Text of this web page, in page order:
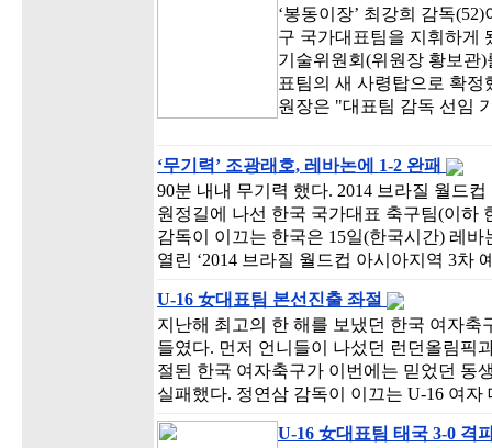
‘봉동이장’ 최강희 감독
구 국가대표팀을 지휘하게
기술위원회(위원장 황보관
표팀의 새 사령탑으로 확
원장은 "대표팀 감독 선임
‘무기력’ 조광래호, 레바논에 1-2 완패
90분 내내 무기력 했다. 2014 브라질 월드
원정길에 나선 한국 국가대표 축구팀(이하
감독이 이끄는 한국은 15일(한국시간) 레
열린 ‘2014 브라질 월드컵 아시아지역 3차
U-16 女대표팀 본선진출 좌절
지난해 최고의 한 해를 보냈던 한국 여자
들였다. 먼저 언니들이 나섰던 런던올림픽
절된 한국 여자축구가 이번에는 믿었던 동
실패했다. 정연삼 감독이 이끄는 U-16 여
U-16 女대표팀 태국 3-0 격